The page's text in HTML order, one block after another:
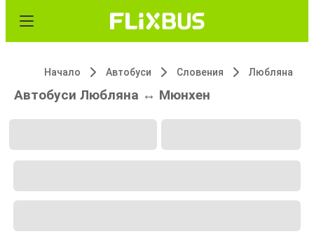
Начало Автобуси Словения Любляна
Автобуси Любляна ↔ Мюнхен